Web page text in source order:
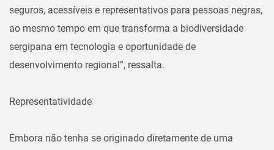
seguros, acessíveis e representativos para pessoas negras,
ao mesmo tempo em que transforma a biodiversidade
sergipana em tecnologia e oportunidade de
desenvolvimento regional”, ressalta.
Representatividade
Embora não tenha se originado diretamente de uma